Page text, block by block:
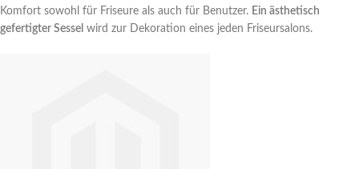
Komfort sowohl für Friseure als auch für Benutzer. Ein ästhetisch
gefertigter Sessel wird zur Dekoration eines jeden Friseursalons.